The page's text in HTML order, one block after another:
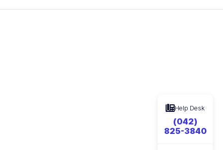
Help Desk
(042)
825-3840